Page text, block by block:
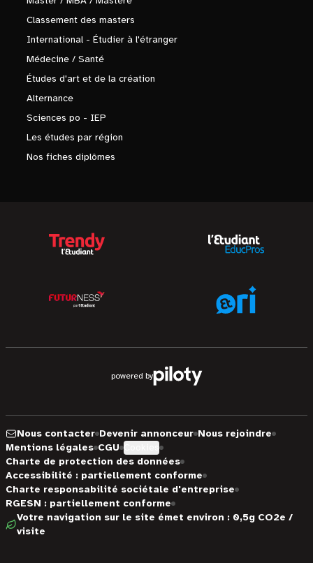
Classement des masters
International - Étudier à l'étranger
Médecine / Santé
Études d'art et de la création
Alternance
Sciences po - IEP
Les études par région
Nos fiches diplômes
powered by
Nous contacter Devenir annonceur Nous rejoindre
Mentions légales CGU
Charte de protection des données
Accessibilité : partiellement conforme
Charte responsabilité sociétale d'entreprise
RGESN : partiellement conforme
Votre navigation sur le site émet environ : 0,5g CO2e /
visite